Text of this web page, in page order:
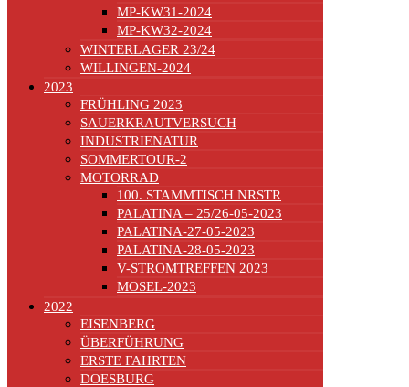
MP-KW31-2024
MP-KW32-2024
WINTERLAGER 23/24
WILLINGEN-2024
2023
FRÜHLING 2023
SAUERKRAUTVERSUCH
INDUSTRIENATUR
SOMMERTOUR-2
MOTORRAD
100. STAMMTISCH NRSTR
PALATINA – 25/26-05-2023
PALATINA-27-05-2023
PALATINA-28-05-2023
V-STROMTREFFEN 2023
MOSEL-2023
2022
EISENBERG
ÜBERFÜHRUNG
ERSTE FAHRTEN
DOESBURG